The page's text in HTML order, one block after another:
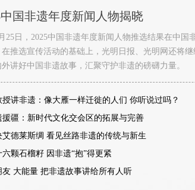
中国非遗年度新闻人物揭晓
25日，2025中国非遗年度新闻人物推选结果在中国
推选宣传活动的基础上，光明日报、光明网还将继
讲好中国非遗故事，汇聚守护非遗的磅礴力量。
授讲非遗：像大雁一样迁徙的人们 你听说过吗？
援疆：新时代文化交会区的拓展与完善
艾德莱斯绸 看见丝路非遗的传统与新生
六颗石榴籽 因非遗“抱”得更紧
友 大能量 把非遗故事讲给所有人听